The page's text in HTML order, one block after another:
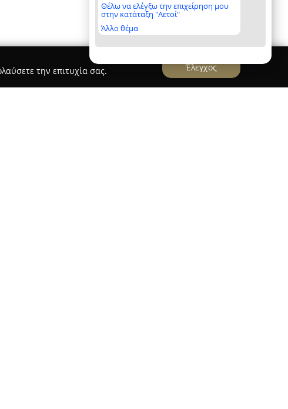
Θέλω να ελέγξω την επιχείρηση μου
στην κατάταξη "Αετοί"
Άλλο θέμα
την επιτυχία σας.
Έλεγχος